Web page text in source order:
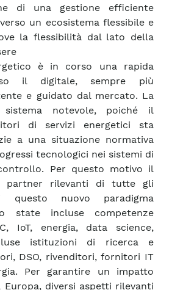
di una gestione efficiente
un ecosistema flessibile e
la flessibilità dal lato della
è in corso una rapida
il digitale, sempre più
e guidato dal mercato. La
sistema notevole, poiché il
di servizi energetici sta
a una situazione normativa
tecnologici nei sistemi di
Per questo motivo il
partner rilevanti di tutte gli
questo nuovo paradigma
state incluse competenze
IoT, energia, data science,
istituzioni di ricerca e
DSO, rivenditori, fornitori IT
Per garantire un impatto
diversi aspetti rilevanti